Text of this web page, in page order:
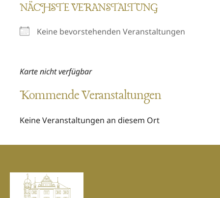
NÄCHSTE VERANSTALTUNG
Keine bevorstehenden Veranstaltungen
Karte nicht verfügbar
Kommende Veranstaltungen
Keine Veranstaltungen an diesem Ort